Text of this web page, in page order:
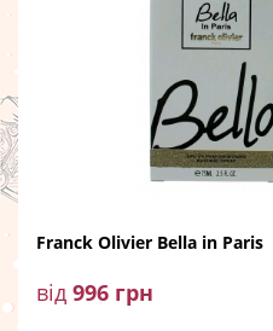
Franck Olivier Bella in Paris
від 996 грн